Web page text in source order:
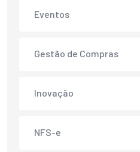
Eventos
Gestão de Compras
Inovação
NFS-e